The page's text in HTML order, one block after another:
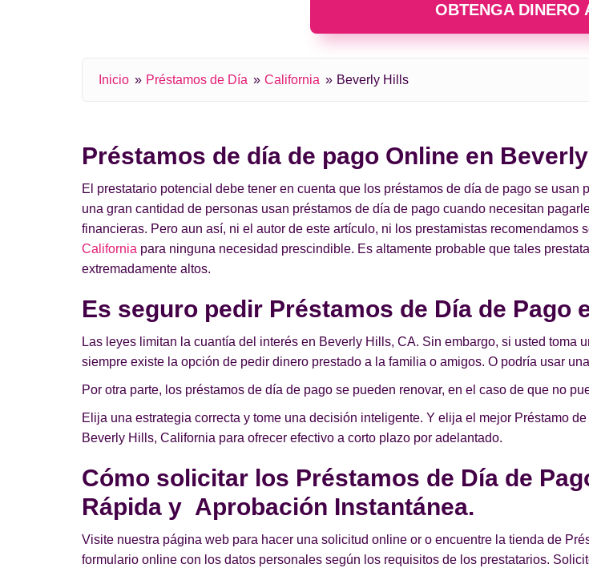
OBTENGA DINERO
Inicio Préstamos de Día California Beverly Hills
Préstamos de día de pago Online en
El prestatario potencial debe tener en cuenta que los préstamos de día de pago se
una gran cantidad de personas usan préstamos de día de pago cuando necesitan
financieras. Pero aun así, ni el autor de este artículo, ni los prestamistas recomendamos
California para ninguna necesidad prescindible. Es altamente probable que tales
extremadamente altos.
Es seguro pedir Préstamos de Día de Pago
Las leyes limitan la cuantía del interés en Beverly Hills, CA. Sin embargo, si usted toma
siempre existe la opción de pedir dinero prestado a la familia o amigos. O podría usar
Por otra parte, los préstamos de día de pago se pueden renovar, en el caso de que no
Elija una estrategia correcta y tome una decisión inteligente. Y elija el mejor Préstamo
Beverly Hills, California para ofrecer efectivo a corto plazo por adelantado.
Cómo solicitar los Préstamos de Día de
Rápida y Aprobación Instantánea.
Visite nuestra página web para hacer una solicitud online or o encuentre la tienda de
formulario online con los datos personales según los requisitos de los prestatarios.